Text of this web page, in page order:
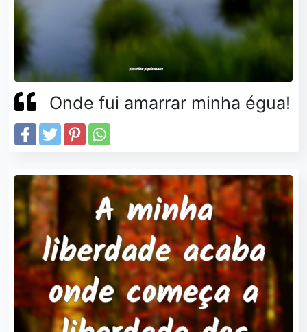
Onde fui amarrar minha égua!